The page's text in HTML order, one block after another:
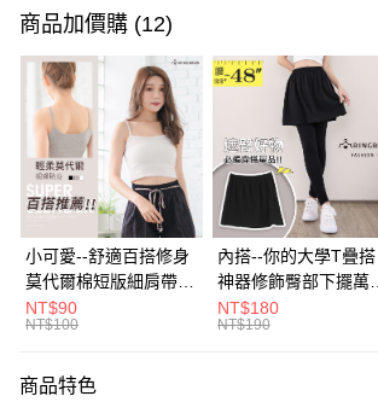
信用卡一次付款
超商取貨付款
LINE Pay
Apple Pay
街口支付
悠遊付
Google Pay
全盈+PAY
大哥付你分期
商品加價購 (12)
小可愛--舒適百搭修身
莫代爾棉短版細肩帶素
色背心(白.黑.灰L-2L)-
U582眼圈熊中大尺碼
NT$90
NT$100
內搭--你的大學T疊搭
神器修飾臀部下擺萬用
內搭裙/遮臀裙(黑2L-
6L)-Q155眼圈熊中大
NT$180
NT$190
商品特色